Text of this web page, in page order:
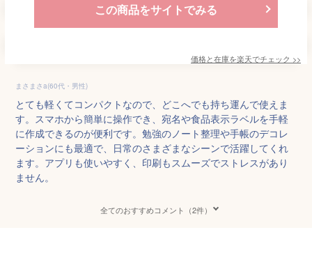
この商品をサイトでみる
価格と在庫を楽天でチェック >>
まさまさa(60代・男性)
とても軽くてコンパクトなので、どこへでも持ち運んで使えま
す。スマホから簡単に操作でき、宛名や食品表示ラベルを手軽
に作成できるのが便利です。勉強のノート整理や手帳のデコレ
ーションにも最適で、日常のさまざまなシーンで活躍してくれ
ます。アプリも使いやすく、印刷もスムーズでストレスがあり
ません。
全てのおすすめコメント（2件）